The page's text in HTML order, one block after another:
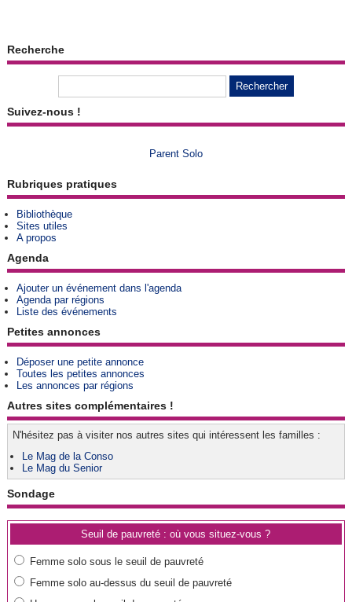
Recherche
Suivez-nous !
Parent Solo
Rubriques pratiques
Bibliothèque
Sites utiles
A propos
Agenda
Ajouter un événement dans l'agenda
Agenda par régions
Liste des événements
Petites annonces
Déposer une petite annonce
Toutes les petites annonces
Les annonces par régions
Autres sites complémentaires !
N'hésitez pas à visiter nos autres sites qui intéressent les familles :
Le Mag de la Conso
Le Mag du Senior
Sondage
Seuil de pauvreté : où vous situez-vous ?
Femme solo sous le seuil de pauvreté
Femme solo au-dessus du seuil de pauvreté